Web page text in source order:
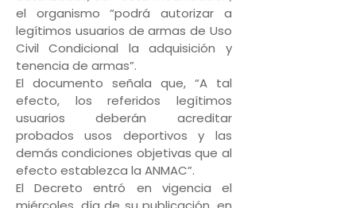
el organismo “podrá autorizar a
legítimos usuarios de armas de Uso
Civil Condicional la adquisición y
tenencia de armas”.
El documento señala que, “A tal
efecto, los referidos legítimos
usuarios deberán acreditar
probados usos deportivos y las
demás condiciones objetivas que al
efecto establezca la ANMAC”.
El Decreto entró en vigencia el